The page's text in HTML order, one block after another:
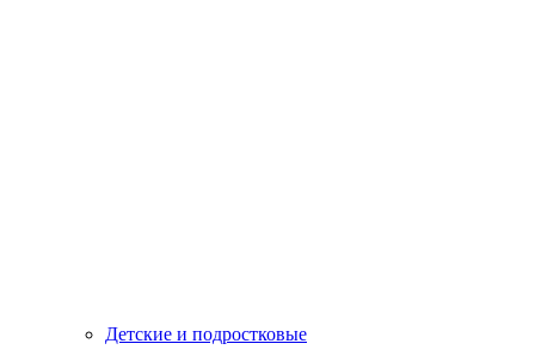
Детские и подростковые